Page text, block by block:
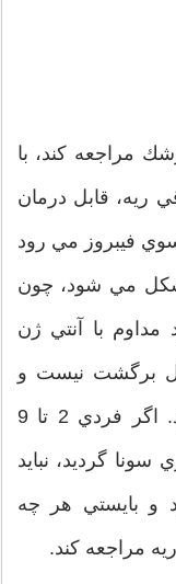
مراجعه كند، با
ريه، قابل درمان
فيبروز مي ‌رود
مي‌ شود، چون
مداوم با آنتي ‌ژن
برگشت نيست و
فقط مي ‌توان بيماري را كنترل كرد. اگر فردي 2 تا 9
گرديد، نبايد
و بايستي هر چه
مراجعه كند.